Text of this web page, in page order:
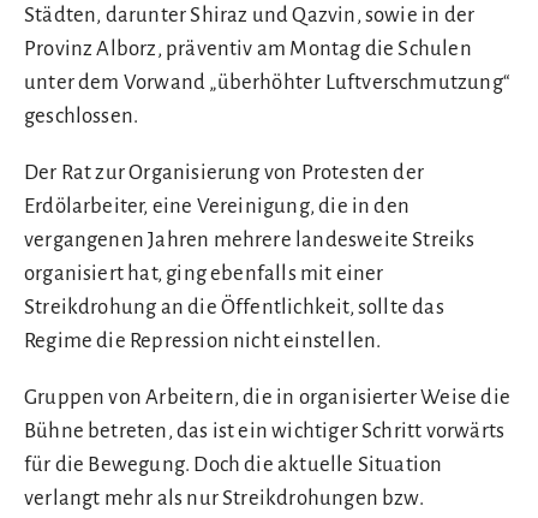
Städten, darunter Shiraz und Qazvin, sowie in der
Provinz Alborz, präventiv am Montag die Schulen
unter dem Vorwand „überhöhter Luftverschmutzung“
geschlossen.
Der Rat zur Organisierung von Protesten der
Erdölarbeiter, eine Vereinigung, die in den
vergangenen Jahren mehrere landesweite Streiks
organisiert hat, ging ebenfalls mit einer
Streikdrohung an die Öffentlichkeit, sollte das
Regime die Repression nicht einstellen.
Gruppen von Arbeitern, die in organisierter Weise die
Bühne betreten, das ist ein wichtiger Schritt vorwärts
für die Bewegung. Doch die aktuelle Situation
verlangt mehr als nur Streikdrohungen bzw.